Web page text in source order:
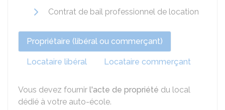
Contrat de bail professionnel de location
Propriétaire (libéral ou commerçant)
Locataire libéral Locataire commerçant
Vous devez fournir l'acte de propriété du local
dédié à votre auto-école.